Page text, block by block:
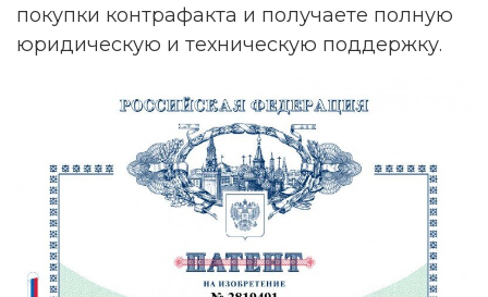
покупки контрафакта и получаете полную
юридическую и техническую поддержку.